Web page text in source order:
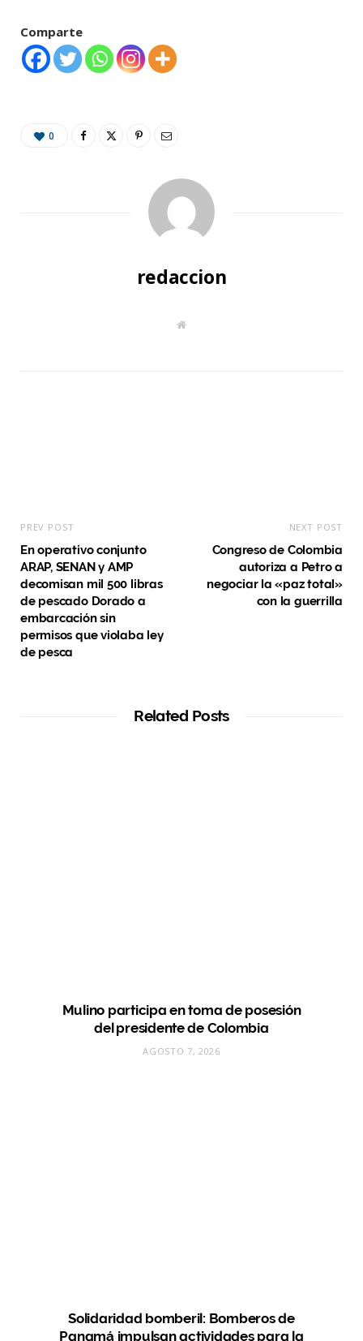
Comparte
0
redaccion
W
PREV POST
En operativo conjunto
ARAP, SENAN y AMP
decomisan mil 500 libras
de pescado Dorado a
embarcación sin
permisos que violaba ley
de pesca
NEXT POST
Congreso de Colombia
autoriza a Petro a
negociar la «paz total»
con la guerrilla
Related Posts
Mulino participa en toma de posesión
del presidente de Colombia
AGOSTO 7, 2026
Solidaridad bomberil: Bomberos de
Panamá impulsan actividades para la